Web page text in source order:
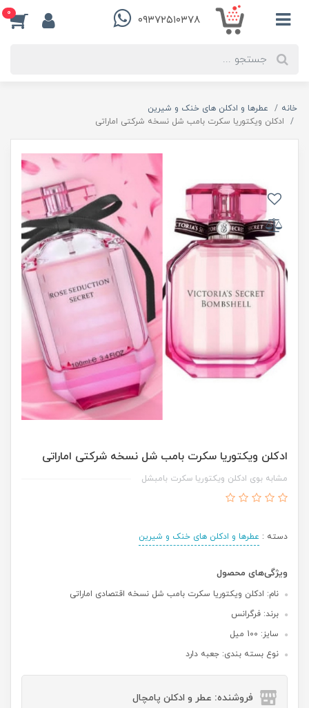
۰۹۳۷۲۵۱۰۳۷۸
0
خانه
عطرها و ادکلن های خنک و شیرین
ادکلن ویکتوریا سکرت بامب شل نسخه شرکتی اماراتی
ادکلن ویکتوریا سکرت بامب شل نسخه شرکتی اماراتی
مشابه بوی ادکلن ویکتوریا سکرت بامبشل
دسته : عطرها و ادکلن های خنک و شیرین
ویژگی‌های محصول
نام: ادکلن ویکتوریا سکرت بامب شل نسخه اقتصادی اماراتی
برند: فرگرانس
سایز: 100 میل
نوع بسته بندی: جعبه دارد
فروشنده: عطر و ادکلن پامچال